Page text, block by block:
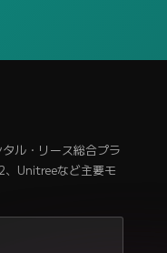
ル・リース総合プラ
Unitreeなど主要モ